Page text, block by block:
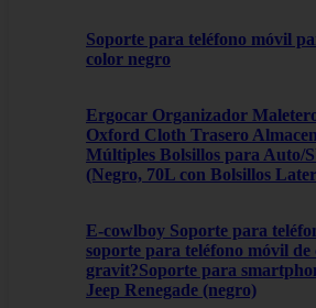
Soporte para teléfono móvil
color negro
Ergocar Organizador
Oxford Cloth Trasero
Múltiples Bolsillos para Auto/
(Negro, 70L con Bolsillos
E-cowlboy Soporte para
soporte para teléfono móvil de
gravit?Soporte para
Jeep Renegade (negro)